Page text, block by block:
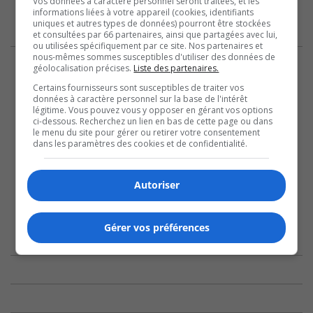
informations liées à votre appareil (cookies, identifiants
uniques et autres types de données) pourront être stockées
et consultées par 66 partenaires, ainsi que partagées avec lui,
ou utilisées spécifiquement par ce site. Nos partenaires et
nous-mêmes sommes susceptibles d'utiliser des données de
géolocalisation précises. Liste des partenaires.
Certains fournisseurs sont susceptibles de traiter vos
données à caractère personnel sur la base de l'intérêt
légitime. Vous pouvez vous y opposer en gérant vos options
ci-dessous. Recherchez un lien en bas de cette page ou dans
le menu du site pour gérer ou retirer votre consentement
dans les paramètres des cookies et de confidentialité.
Autoriser
Gérer vos préférences